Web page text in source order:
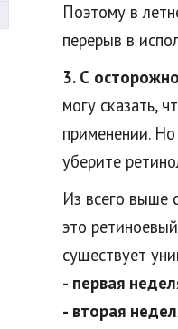
Поэтому в
перерыв в
3. С
могу сказать,
применении.
уберите
Из всего выше
это
существует
- первая
- вторая